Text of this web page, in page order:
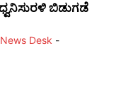
ಧ್ವನಿಸುರಳಿ ಬಿಡುಗಡೆ
Desk -